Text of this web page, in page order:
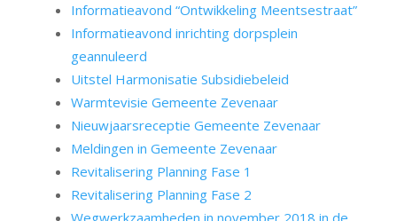
Informatieavond “Ontwikkeling Meentsestraat”
Informatieavond inrichting dorpsplein
geannuleerd
Uitstel Harmonisatie Subsidiebeleid
Warmtevisie Gemeente Zevenaar
Nieuwjaarsreceptie Gemeente Zevenaar
Meldingen in Gemeente Zevenaar
Revitalisering Planning Fase 1
Revitalisering Planning Fase 2
Wegwerkzaamheden in november 2018 in de